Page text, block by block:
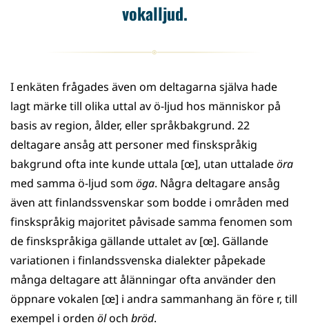
vokalljud.
I enkäten frågades även om deltagarna själva hade
lagt märke till olika uttal av ö-ljud hos människor på
basis av region, ålder, eller språkbakgrund. 22
deltagare ansåg att personer med finskspråkig
bakgrund ofta inte kunde uttala [œ], utan uttaladeöra
med samma ö-ljud som öga. Några deltagare ansåg
även att finlandssvenskar som bodde i områden med
finskspråkig majoritet påvisade samma fenomen som
de finskspråkiga gällande uttalet av [œ]. Gällande
variationen i finlandssvenska dialekter påpekade
många deltagare att ålänningar ofta använder den
öppnare vokalen [œ] i andra sammanhang än före r, till
exempel i orden öloch bröd.